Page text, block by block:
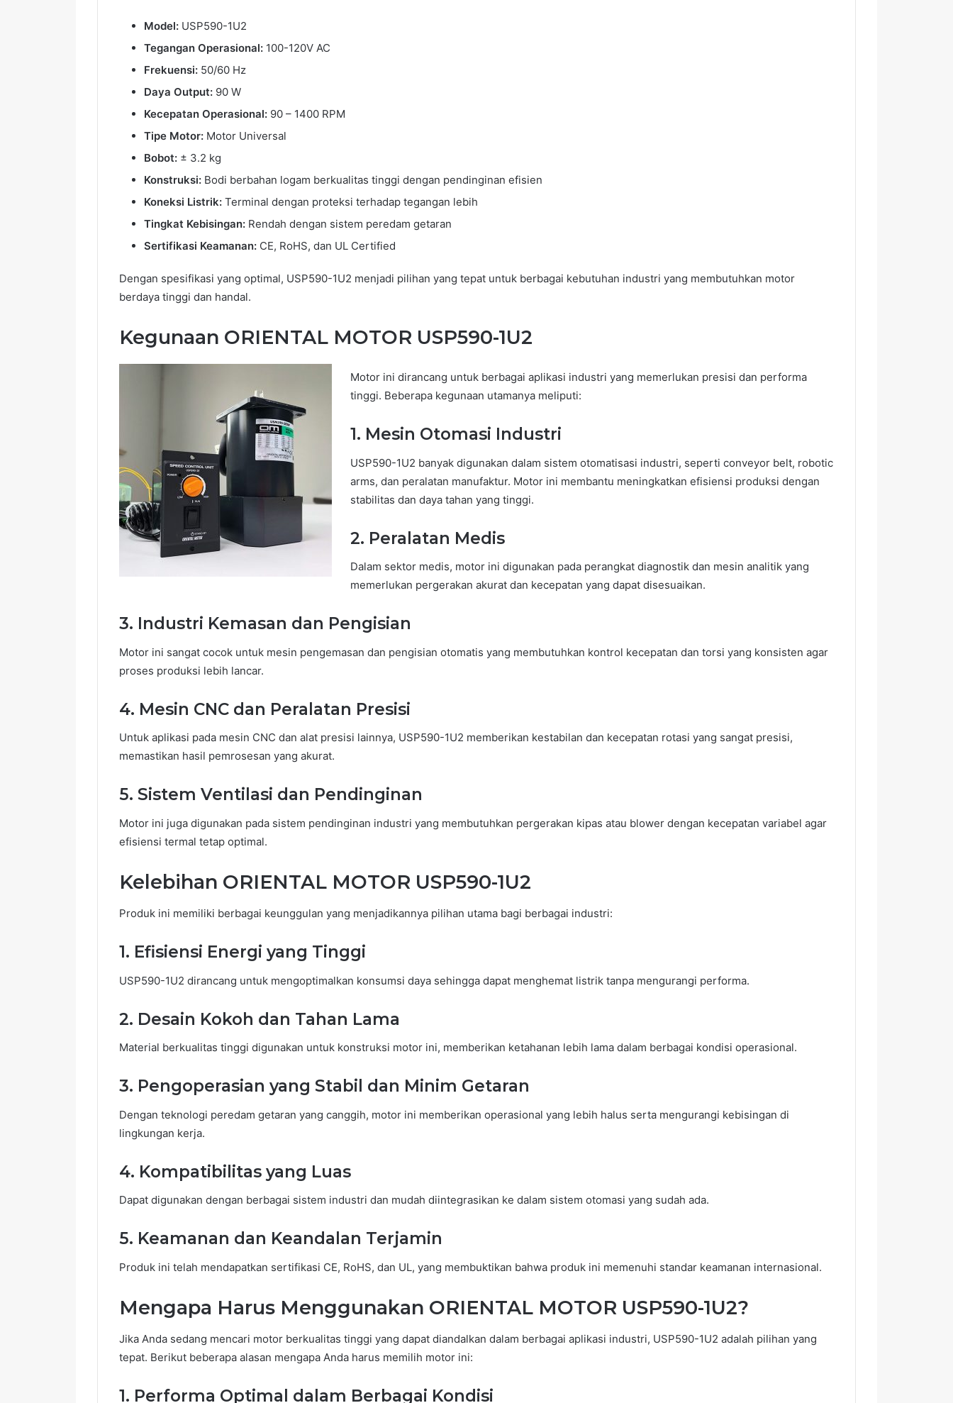
Model: USP590-1U2
Tegangan Operasional: 100-120V AC
Frekuensi: 50/60 Hz
Daya Output: 90 W
Kecepatan Operasional: 90 – 1400 RPM
Tipe Motor: Motor Universal
Bobot: ± 3.2 kg
Konstruksi: Bodi berbahan logam berkualitas tinggi dengan pendinginan efisien
Koneksi Listrik: Terminal dengan proteksi terhadap tegangan lebih
Tingkat Kebisingan: Rendah dengan sistem peredam getaran
Sertifikasi Keamanan: CE, RoHS, dan UL Certified
Dengan spesifikasi yang optimal, USP590-1U2 menjadi pilihan yang tepat untuk berbagai kebutuhan industri yang membutuhkan motor
berdaya tinggi dan handal.
Kegunaan ORIENTAL MOTOR USP590-1U2
Motor ini dirancang untuk berbagai aplikasi industri yang memerlukan presisi dan performa
tinggi. Beberapa kegunaan utamanya meliputi:
1. Mesin Otomasi Industri
USP590-1U2 banyak digunakan dalam sistem otomatisasi industri, seperti conveyor belt, robotic
arms, dan peralatan manufaktur. Motor ini membantu meningkatkan efisiensi produksi dengan
stabilitas dan daya tahan yang tinggi.
2. Peralatan Medis
Dalam sektor medis, motor ini digunakan pada perangkat diagnostik dan mesin analitik yang
memerlukan pergerakan akurat dan kecepatan yang dapat disesuaikan.
3. Industri Kemasan dan Pengisian
Motor ini sangat cocok untuk mesin pengemasan dan pengisian otomatis yang membutuhkan kontrol kecepatan dan torsi yang konsisten agar
proses produksi lebih lancar.
4. Mesin CNC dan Peralatan Presisi
Untuk aplikasi pada mesin CNC dan alat presisi lainnya, USP590-1U2 memberikan kestabilan dan kecepatan rotasi yang sangat presisi,
memastikan hasil pemrosesan yang akurat.
5. Sistem Ventilasi dan Pendinginan
Motor ini juga digunakan pada sistem pendinginan industri yang membutuhkan pergerakan kipas atau blower dengan kecepatan variabel agar
efisiensi termal tetap optimal.
Kelebihan ORIENTAL MOTOR USP590-1U2
Produk ini memiliki berbagai keunggulan yang menjadikannya pilihan utama bagi berbagai industri:
1. Efisiensi Energi yang Tinggi
USP590-1U2 dirancang untuk mengoptimalkan konsumsi daya sehingga dapat menghemat listrik tanpa mengurangi performa.
2. Desain Kokoh dan Tahan Lama
Material berkualitas tinggi digunakan untuk konstruksi motor ini, memberikan ketahanan lebih lama dalam berbagai kondisi operasional.
3. Pengoperasian yang Stabil dan Minim Getaran
Dengan teknologi peredam getaran yang canggih, motor ini memberikan operasional yang lebih halus serta mengurangi kebisingan di
lingkungan kerja.
4. Kompatibilitas yang Luas
Dapat digunakan dengan berbagai sistem industri dan mudah diintegrasikan ke dalam sistem otomasi yang sudah ada.
5. Keamanan dan Keandalan Terjamin
Produk ini telah mendapatkan sertifikasi CE, RoHS, dan UL, yang membuktikan bahwa produk ini memenuhi standar keamanan internasional.
Mengapa Harus Menggunakan ORIENTAL MOTOR USP590-1U2?
Jika Anda sedang mencari motor berkualitas tinggi yang dapat diandalkan dalam berbagai aplikasi industri, USP590-1U2 adalah pilihan yang
tepat. Berikut beberapa alasan mengapa Anda harus memilih motor ini:
1. Performa Optimal dalam Berbagai Kondisi